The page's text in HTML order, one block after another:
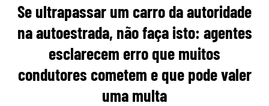
Se ultrapassar um carro da autoridade
na autoestrada, não faça isto: agentes
esclarecem erro que muitos
condutores cometem e que pode valer
uma multa